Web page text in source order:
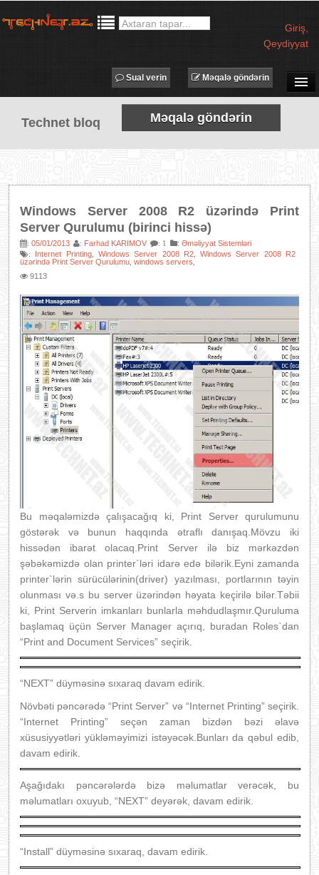
Giriş
Qeydiyyat
SUAL-CAVAB
TECHNET TV
MƏQALƏLƏR
PROQRAMLAR
AVADANLIQLAR
IT LÜĞƏT
Məqalə göndərin
Sual verin
Technet bloq Məqalə göndərin
Windows Server 2008 R2 üzərində Print
Server Qurulumu (birinci hissə)
: 05/01/2013 : Farhad KARIMOV : 1 : Əməliyyat Sistemləri
: Internet Printing, Windows Server 2008 R2,Windows Server 2008 R2
üzərində Print Server Qurulumu windows servers
9113
Bu məqaləmizdə çalışacağıq ki, Print Server qurulumunu
göstərək və bunun haqqında ətraflı danışaq.Mövzu iki
hissədən ibarət olacaq.Print Server ilə biz mərkəzdən
şəbəkəmizdə olan printer`ləri idarə edə bilərik.Eyni zamanda
printer`lərin sürücülərinin(driver) yazılması, portlarının təyin
olunması və.s bu server üzərindən həyata keçirilə bilər.Təbii
ki, Print Serverin imkanları bunlarla məhdudlaşmır.Quruluma
başlamaq üçün Server Manager açırıq, buradan Roles`dan
“Print and Document Services” seçirik.
“NEXT” düyməsinə sıxaraq davam edirik.
Növbəti pəncərədə “Print Server” və “Internet Printing” seçirik.
“Internet Printing” seçən zaman bizdən bəzi əlavə
xüsusiyyətləri yükləməyimizi istəyəcək.Bunları da qəbul edib,
davam edirik.
Aşağıdakı pəncərələrdə bizə məlumatlar verəcək, bu
məlumatları oxuyub, “NEXT” deyərək, davam edirik.
“Install” düyməsinə sıxaraq, davam edirik.